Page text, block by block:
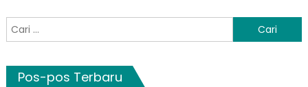
Cari
untuk:
Pos-pos Terbaru